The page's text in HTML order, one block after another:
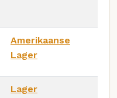
Amerikaanse
Lager
Lager